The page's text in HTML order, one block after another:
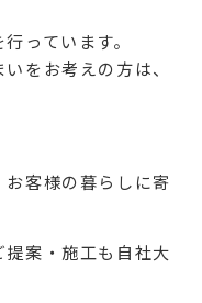
っています。
をお考えの方は、
客様の暮らしに寄
案・施工も自社大